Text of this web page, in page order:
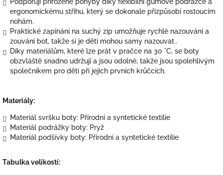
ergonomickému střihu, který se dokonale přizpůsobí rostoucím
nohám.
Praktické zapínání na suchý zip umožňuje rychlé nazouvání a
zouvání bot, takže si je děti mohou samy nazouvat..
Díky materiálům, které lze prát v pračce na 30 °C, se boty
obzvláště snadno udržují a jsou odolné, takže jsou spolehlivým
společníkem pro děti při jejich prvních krůčcích.
Materiály:
Materiál svršku boty: Přírodní a syntetické textilie
Materiál podrážky boty: Pryž
Materiál podšívky boty: Přírodní a syntetické textilie
Tabulka velikostí: